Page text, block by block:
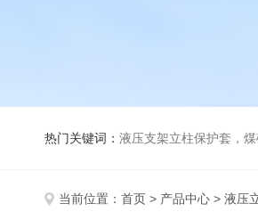
热门关键词： 液压支架立柱保护套，
当前位置： 首页 > 产品中心 > 液压